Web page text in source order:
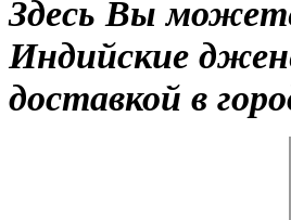
Здесь Вы
Индийские
доставкой в